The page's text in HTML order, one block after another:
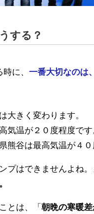
する？
に、 一番大切なのは
大きく変わります。
気温が２０度程度です
熊谷は最高気温が４０
プはできませんよね。
とは、「 朝晩の寒暖